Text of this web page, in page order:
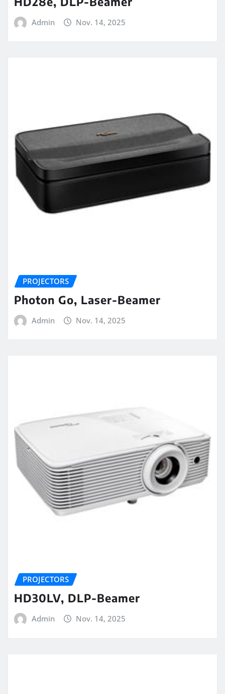
Admin Nov. 14, 2025
PROJECTORS
Photon Go, Laser-Beamer
Admin Nov. 14, 2025
PROJECTORS
HD30LV, DLP-Beamer
Admin Nov. 14, 2025